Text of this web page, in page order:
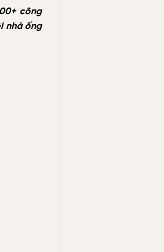
công
nhà ống